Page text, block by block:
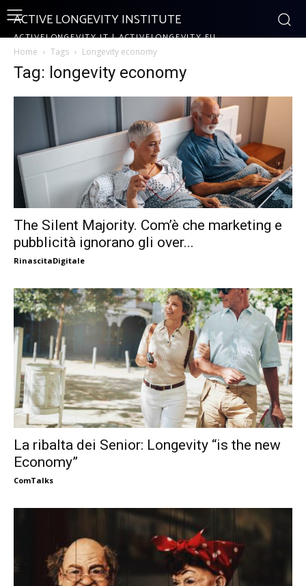
ACTIVE LONGEVITY INSTITUTE
ACTIVELONGEVITY.IT | ACTIVELONGEVITY.EU
Home Tags Longevity economy
Tag: longevity economy
The Silent Majority. Com’è che marketing e
pubblicità ignorano gli over...
RinascitaDigitale
La ribalta dei Senior: Longevity “is the new
Economy”
ComTalks